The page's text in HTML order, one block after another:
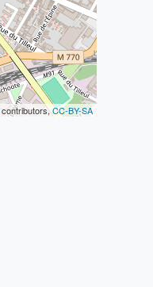
contributors,CC-BY-SA